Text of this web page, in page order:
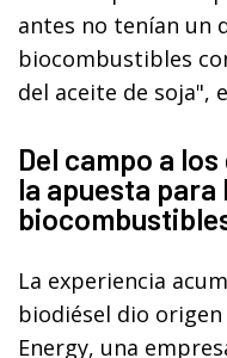
antes no tenían un
biocombustibles
del aceite de soja",
Del campo a
la apuesta para
La experiencia
biodiésel dio
Energy, una